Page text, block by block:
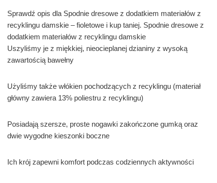
Sprawdź opis dla Spodnie dresowe z dodatkiem materiałów z
recyklingu damskie – fioletowe i kup taniej. Spodnie dresowe z
dodatkiem materiałów z recyklingu damskie
Uszyliśmy je z miękkiej, nieocieplanej dzianiny z wysoką
zawartością bawełny
Użyliśmy także włókien pochodzących z recyklingu (materiał
główny zawiera 13% poliestru z recyklingu)
Posiadają szersze, proste nogawki zakończone gumką oraz
dwie wygodne kieszonki boczne
Ich krój zapewni komfort podczas codziennych aktywności